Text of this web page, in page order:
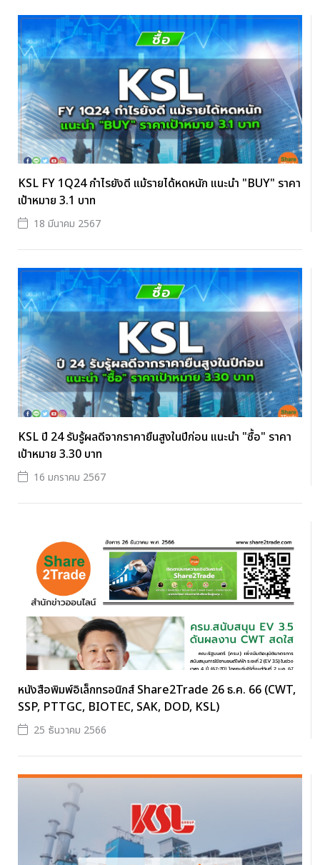
KSL FY 1Q24 กำไรยังดี แม้รายได้หดหนัก แนะนำ "BUY" ราคา
เป้าหมาย 3.1 บาท
18 มีนาคม 2567
KSL ปี 24 รับรู้ผลดีจากราคายืนสูงในปีก่อน แนะนำ "ซื้อ" ราคา
เป้าหมาย 3.30 บาท
16 มกราคม 2567
หนังสือพิมพ์อิเล็กทรอนิกส์ Share2Trade 26 ธ.ค. 66 (CWT,
SSP, PTTGC, BIOTEC, SAK, DOD, KSL)
25 ธันวาคม 2566